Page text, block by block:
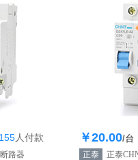
155人付款
路器
库
￥20.00/台
正泰
正泰